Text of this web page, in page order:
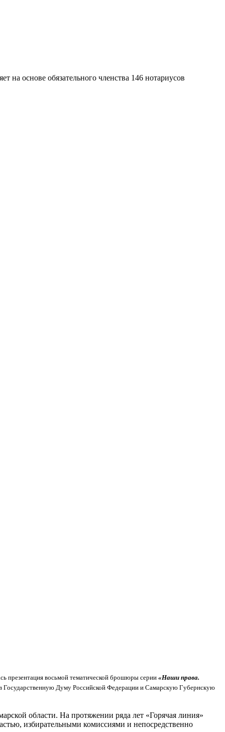
на основе обязательного членства 146 нотариусов
презентация восьмой тематической брошюры серии «Наши права.
Государственную Думу Российской Федерации и Самарскую Губернскую
области. На протяжении ряда лет «Горячая линия»
избирательными комиссиями и непосредственно